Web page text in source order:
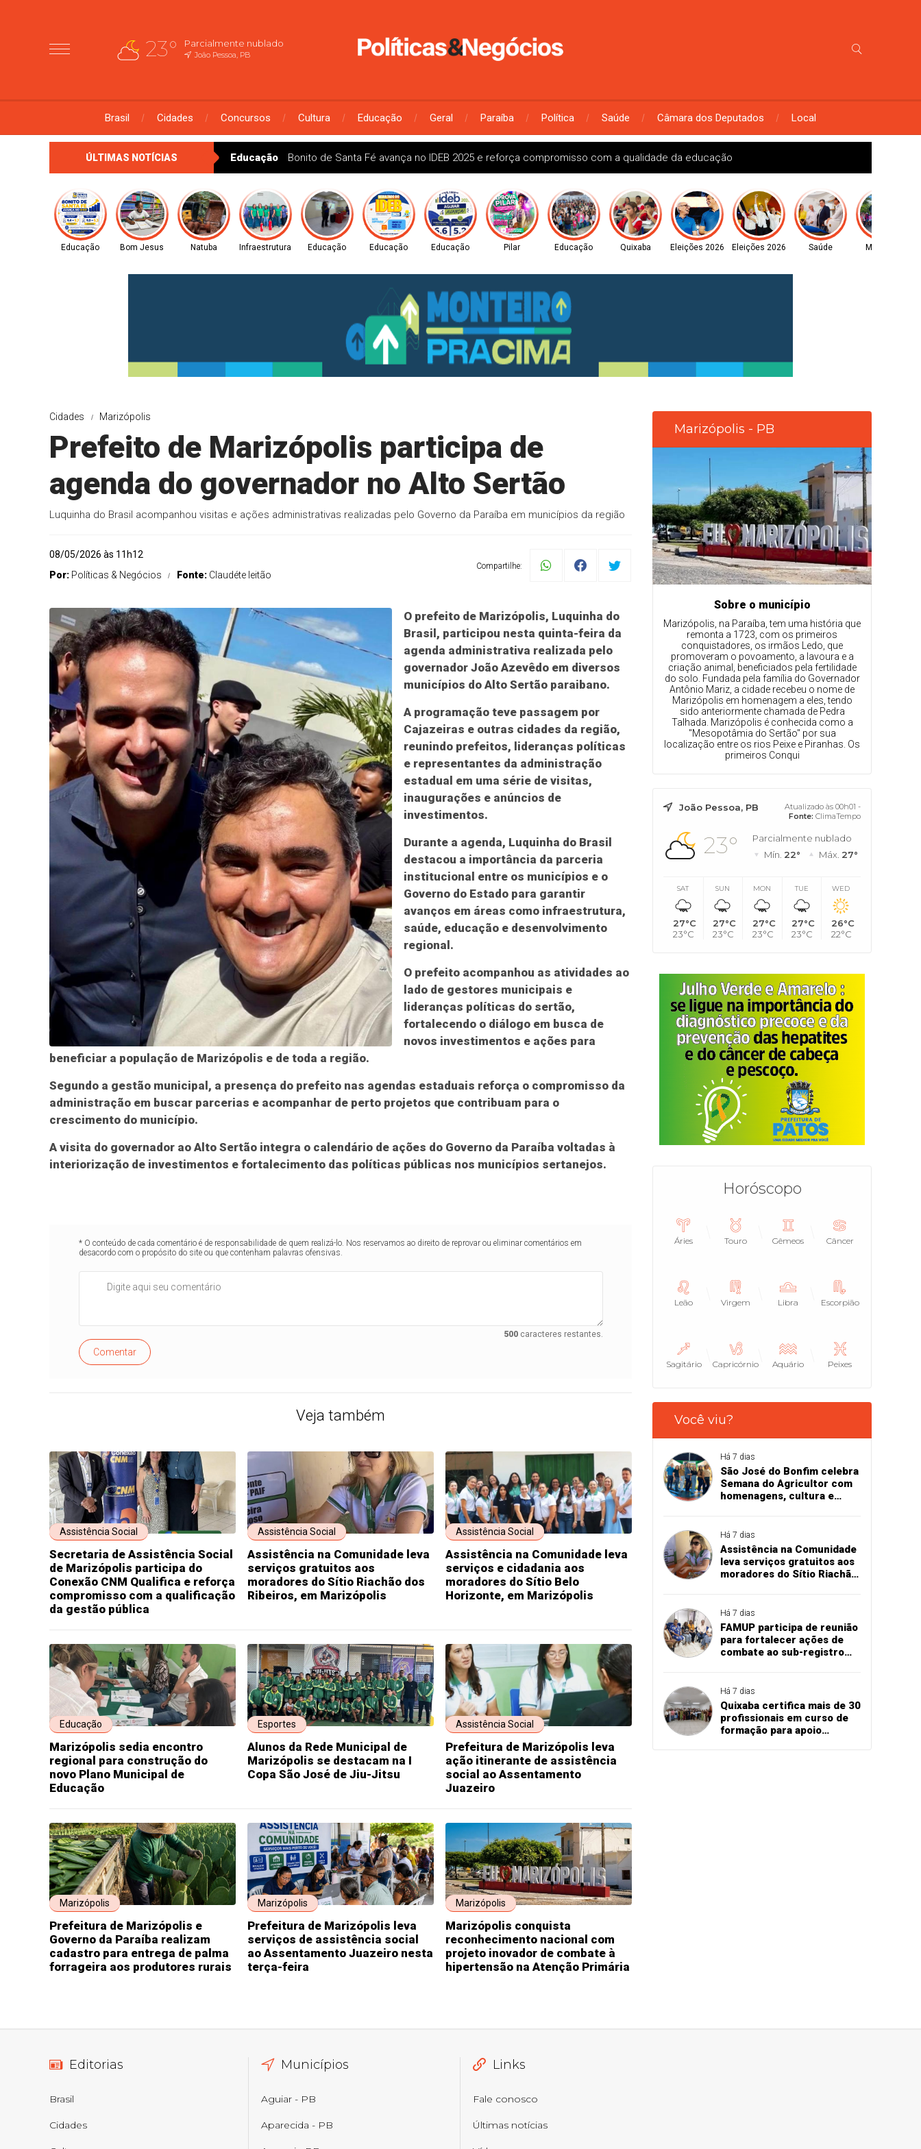
23° Parcialmente nublado
João Pessoa, PB
Brasil Cidades Concursos Cultura Educação Geral Paraíba Política Saúde Câmara dos Deputados Local
ÚLTIMAS NOTÍCIAS Educação Bonito de Santa Fé avança no IDEB 2025 e reforça compromisso com a qualidade da educação
Educação Bom Jesus Natuba Infraestrutura Educação Educação Educação Pilar Educação Quixaba Eleições 2026 Eleições 2026 Saúde Monteiro
Cidades Marizópolis
Prefeito de Marizópolis participa de
agenda do governador no Alto Sertão
Luquinha do Brasil acompanhou visitas e ações administrativas realizadas pelo Governo da Paraíba em municípios da região
08/05/2026 às 11h12
Por: Políticas & Negócios Fonte: Claudéte leitão
Compartilhe:
O prefeito de Marizópolis, Luquinha do
Brasil, participou nesta quinta-feira da
agenda administrativa realizada pelo
governador João Azevêdo em diversos
municípios do Alto Sertão paraibano.
A programação teve passagem por
Cajazeiras e outras cidades da região,
reunindo prefeitos, lideranças políticas
e representantes da administração
estadual em uma série de visitas,
inaugurações e anúncios de
investimentos.
Durante a agenda, Luquinha do Brasil
destacou a importância da parceria
institucional entre os municípios e o
Governo do Estado para garantir
avanços em áreas como infraestrutura,
saúde, educação e desenvolvimento
regional.
O prefeito acompanhou as atividades ao
lado de gestores municipais e
lideranças políticas do sertão,
fortalecendo o diálogo em busca de
novos investimentos e ações para
beneficiar a população de Marizópolis e de toda a região.
Segundo a gestão municipal, a presença do prefeito nas agendas estaduais reforça o compromisso da
administração em buscar parcerias e acompanhar de perto projetos que contribuam para o
crescimento do município.
A visita do governador ao Alto Sertão integra o calendário de ações do Governo da Paraíba voltadas à
interiorização de investimentos e fortalecimento das políticas públicas nos municípios sertanejos.
* O conteúdo de cada comentário é de responsabilidade de quem realizá-lo. Nos reservamos ao direito de reprovar ou eliminar comentários em
desacordo com o propósito do site ou que contenham palavras ofensivas.
500caracteres restantes.
Comentar
Veja também
Assistência Social
Secretaria de Assistência Social
de Marizópolis participa do
Conexão CNM Qualifica e reforça
compromisso com a qualificação
da gestão pública
Assistência Social
Assistência na Comunidade leva
serviços gratuitos aos
moradores do Sítio Riachão dos
Ribeiros, em Marizópolis
Assistência Social
Assistência na Comunidade leva
serviços e cidadania aos
moradores do Sítio Belo
Horizonte, em Marizópolis
Educação
Marizópolis sedia encontro
regional para construção do
novo Plano Municipal de
Educação
Esportes
Alunos da Rede Municipal de
Marizópolis se destacam na I
Copa São José de Jiu-Jitsu
Assistência Social
Prefeitura de Marizópolis leva
ação itinerante de assistência
social ao Assentamento
Juazeiro
Marizópolis
Prefeitura de Marizópolis e
Governo da Paraíba realizam
cadastro para entrega de palma
forrageira aos produtores rurais
Marizópolis
Prefeitura de Marizópolis leva
serviços de assistência social
ao Assentamento Juazeiro nesta
terça-feira
Marizópolis
Marizópolis conquista
reconhecimento nacional com
projeto inovador de combate à
hipertensão na Atenção Primária
Marizópolis - PB
Sobre o município
Marizópolis, na Paraíba, tem uma história que
remonta a 1723, com os primeiros
conquistadores, os irmãos Ledo, que
promoveram o povoamento, a lavoura e a
criação animal, beneficiados pela fertilidade
do solo. Fundada pela família do Governador
Antônio Mariz, a cidade recebeu o nome de
Marizópolis em homenagem a eles, tendo
sido anteriormente chamada de Pedra
Talhada. Marizópolis é conhecida como a
"Mesopotâmia do Sertão" por sua
localização entre os rios Peixe e Piranhas. Os
primeiros Conqui
João Pessoa, PB
Atualizado às 00h01 -
Fonte: ClimaTempo
23°
Parcialmente nublado
Mín. 22° Máx. 27°
SAT
27°C
23°C
SUN
27°C
23°C
MON
27°C
23°C
TUE
27°C
23°C
WED
26°C
22°C
Horóscopo
Áries Touro Gêmeos Câncer
Leão Virgem Libra Escorpião
Sagitário Capricórnio Aquário Peixes
Você viu?
Há 7 dias
São José do Bonfim celebra
Semana do Agricultor com
homenagens, cultura e
Há 7 dias
Assistência na Comunidade
leva serviços gratuitos aos
moradores do Sítio Riachão
Há 7 dias
FAMUP participa de reunião
para fortalecer ações de
combate ao sub-registro
Há 7 dias
Quixaba certifica mais de 30
profissionais em curso de
formação para apoio
Editorias
Brasil
Cidades
Municípios
Aguiar - PB
Aparecida - PB
Links
Fale conosco
Últimas notícias